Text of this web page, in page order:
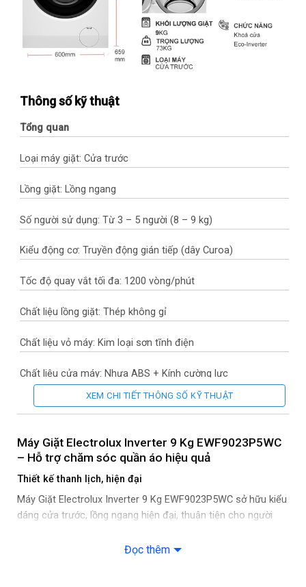
Thông số kỹ thuật
Tổng quan
Loại máy giặt: Cửa trước
Lồng giặt: Lồng ngang
Số người sử dụng: Từ 3 – 5 người (8 – 9 kg)
Kiểu động cơ: Truyền động gián tiếp (dây Curoa)
Tốc độ quay vắt tối đa: 1200 vòng/phút
Chất liệu lồng giặt: Thép không gỉ
Chất liệu vỏ máy: Kim loại sơn tĩnh điện
Chất liệu cửa máy: Nhựa ABS + Kính cường lực
Sản xuất tại: Thái Lan
Năm ra mắt: 2024
Thời gian bảo hành động cơ: 10 năm
Mức tiêu thụ điện năng
XEM CHI TIẾT THÔNG SỐ KỸ THUẬT
Máy Giặt Electrolux Inverter 9 Kg EWF9023P5WC
– Hỗ trợ chăm sóc quần áo hiệu quả
Thiết kế thanh lịch, hiện đại
Máy Giặt Electrolux Inverter 9 Kg EWF9023P5WC sở hữu kiểu
dáng cửa trước, lồng ngang hiện đại, thuận tiện cho người
gọn, hài hòa nên việc lựa chọn vị trí lắp đặt cũng dễ dàng
Đọc thêm